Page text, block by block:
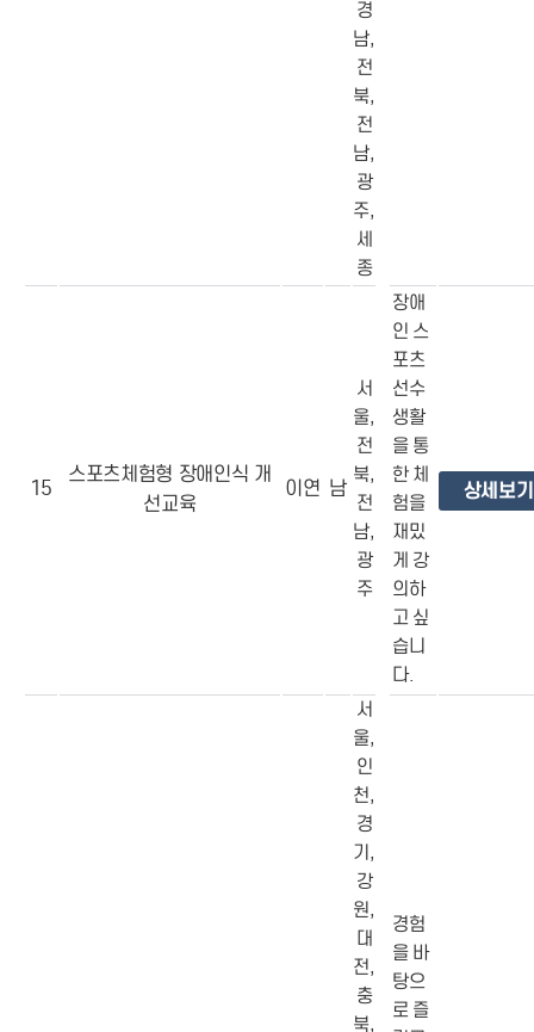
경
남,
전
북,
전
남,
광
주,
세
종
15
스포츠체험형 장애인식 개
선교육
이연 남
서
울,
전
북,
전
남,
광
주
장애
인 스
포츠
선수
생활
을 통
한 체
험을
재밌
게 강
의하
고 싶
습니
다.
상세보기
서
울,
인
천,
경
기,
강
원,
대
전,
충
북,
경험
을 바
탕으
로 즐